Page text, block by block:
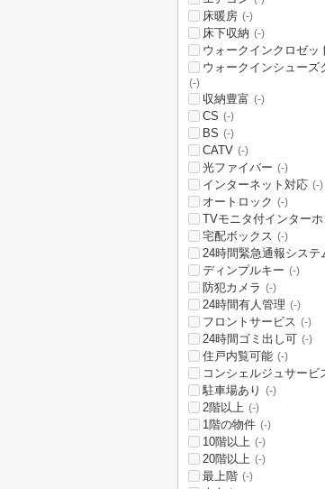
床暖房 (-)
床下収納 (-)
ウォークインクロゼッ
ウォークインシューズ
(-)
収納豊富 (-)
CS (-)
BS (-)
CATV (-)
光ファイバー (-)
インターネット対応 (-)
オートロック (-)
TVモニタ付インターホ
宅配ボックス (-)
24時間緊急通報システ
ディンプルキー (-)
防犯カメラ (-)
24時間有人管理 (-)
フロントサービス (-)
24時間ゴミ出し可 (-)
住戸内覧可能 (-)
コンシェルジュサービ
駐車場あり (-)
2階以上 (-)
1階の物件 (-)
10階以上 (-)
20階以上 (-)
最上階 (-)